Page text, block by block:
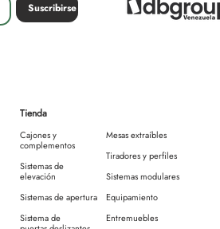
Suscribirse
Tienda
Cajones y
complementos
Sistemas de
elevación
Sistemas de apertura
Sistema de
Mesas extraíbles
Tiradores y perfiles
Sistemas modulares
Equipamiento
Entremuebles